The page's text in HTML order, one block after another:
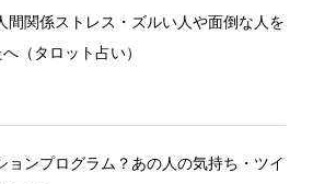
間関係ストレス・ズルい人や面倒な人を
（タロット占い）
ョンプログラム？あの人の気持ち・ツイ